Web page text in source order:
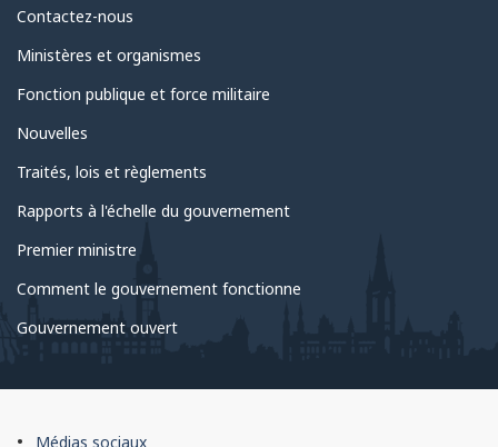
Au
sujet
du
gouvernement
Contactez-nous
Ministères et organismes
Fonction publique et force militaire
Nouvelles
Traités, lois et règlements
Rapports à l'échelle du gouvernement
Premier ministre
Comment le gouvernement fonctionne
Gouvernement ouvert
À Médias sociaux